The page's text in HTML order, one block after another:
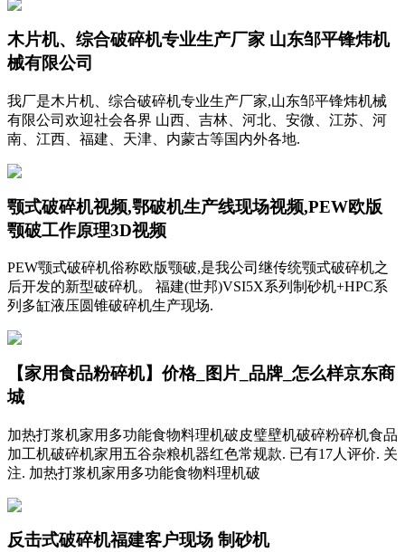
木片机、综合破碎机专业生产厂家 山东邹平锋炜机
械有限公司
我厂是木片机、综合破碎机专业生产厂家,山东邹平锋炜机械
有限公司欢迎社会各界 山西、吉林、河北、安微、江苏、河
南、江西、福建、天津、内蒙古等国内外各地.
颚式破碎机视频,鄂破机生产线现场视频,PEW欧版
颚破工作原理3D视频
PEW颚式破碎机俗称欧版颚破,是我公司继传统颚式破碎机之
后开发的新型破碎机。 福建(世邦)VSI5X系列制砂机+HPC系
列多缸液压圆锥破碎机生产现场.
【家用食品粉碎机】价格_图片_品牌_怎么样京东商
城
加热打浆机家用多功能食物料理机破皮璧壁机破碎粉碎机食品
加工机破碎机家用五谷杂粮机器红色常规款. 已有17人评价. 关
注. 加热打浆机家用多功能食物料理机破
反击式破碎机福建客户现场 制砂机